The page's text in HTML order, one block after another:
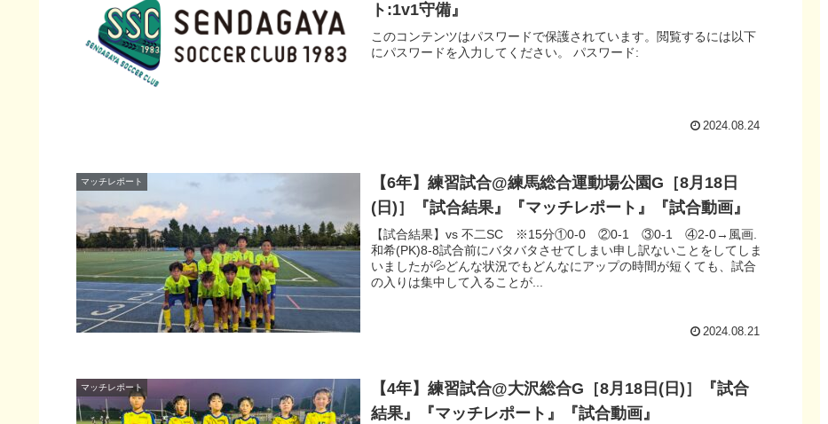
ト:1v1守備』
このコンテンツはパスワードで保護されています。閲覧するには以下
にパスワードを入力してください。 パスワード:
2024.08.24
マッチレポート
【6年】練習試合@練馬総合運動場公園G［8月18日
(日)］『試合結果』『マッチレポート』『試合動画』
【試合結果】vs 不二SC ※15分①0-0 ②0-1 ③0-1 ④2-0→風画.
和希(PK)8-8試合前にバタバタさせてしまい申し訳ないことをしてしま
いましたが💦どんな状況でもどんなにアップの時間が短くても、試合
の入りは集中して入ることが...
2024.08.21
マッチレポート
【4年】練習試合@大沢総合G［8月18日(日)］『試合
結果』『マッチレポート』『試合動画』